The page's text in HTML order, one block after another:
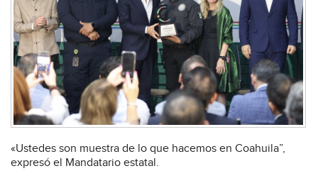
«Ustedes son muestra de lo que hacemos en Coahuila”,
expresó el Mandatario estatal.